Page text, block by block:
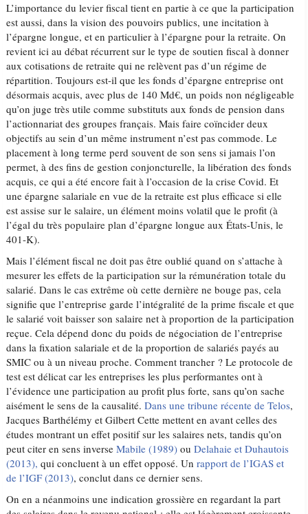
L’importance du levier fiscal tient en partie à ce que la participation
est aussi, dans la vision des pouvoirs publics, une incitation à
l’épargne longue, et en particulier à l’épargne pour la retraite. On
revient ici au débat récurrent sur le type de soutien fiscal à donner
aux cotisations de retraite qui ne relèvent pas d’un régime de
répartition. Toujours est-il que les fonds d’épargne entreprise ont
désormais acquis, avec plus de 140 Md€, un poids non négligeable
qu’on juge très utile comme substituts aux fonds de pension dans
l’actionnariat des groupes français. Mais faire coïncider deux
objectifs au sein d’un même instrument n’est pas commode. Le
placement à long terme perd souvent de son sens si jamais l’on
permet, à des fins de gestion conjoncturelle, la libération des fonds
acquis, ce qui a été encore fait à l’occasion de la crise Covid. Et
une épargne salariale en vue de la retraite est plus efficace si elle
est assise sur le salaire, un élément moins volatil que le profit (à
l’égal du très populaire plan d’épargne longue aux États-Unis, le
401-K).
Mais l’élément fiscal ne doit pas être oublié quand on s’attache à
mesurer les effets de la participation sur la rémunération totale du
salarié. Dans le cas extrême où cette dernière ne bouge pas, cela
signifie que l’entreprise garde l’intégralité de la prime fiscale et que
le salarié voit baisser son salaire net à proportion de la participation
reçue. Cela dépend donc du poids de négociation de l’entreprise
dans la fixation salariale et de la proportion de salariés payés au
SMIC ou à un niveau proche. Comment trancher ? Le protocole de
test est délicat car les entreprises les plus performantes ont à
l’évidence une participation au profit plus forte, sans qu’on sache
aisément le sens de la causalité.Dans une tribune récente de Telos,
Jacques Barthélémy et Gilbert Cette mettent en avant celles des
études montrant un effet positif sur les salaires nets, tandis qu’on
peut citer en sens inverseMabile (1989) ouDelahaie et Duhautois
(2013), qui concluent à un effet opposé. Unrapport de l’IGAS et
de l’IGF (2013), conclut dans ce dernier sens.
On en a néanmoins une indication grossière en regardant la part